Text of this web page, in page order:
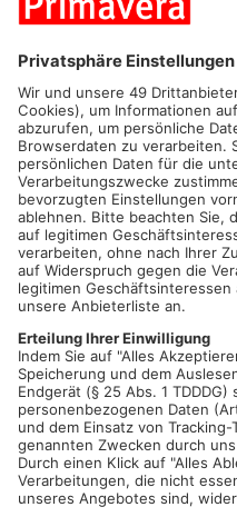
SULZBACH.Im Rahmen
die Dienststellenleitung der
Bürgermeister des Marktes
der neuen Mitarbeiter. Diese
Sicherheitsarbeit in der
Wie bereits berichtet, haben
Bürgerinnen und Bürger aus
für die bevorstehende
angemeldet und sich bereit
und Mitarbeiterinnen ihren
der Region beizutragen.
Ausbildung erfolgte im Juli
in das neue Ehrenamt.
Sicherheitswacht die
Sulzbach.
"Die Sicherheitswacht ist ein
Sicherheitsarchitektur in
gemeinnützigen,
gelebte Form der
uniformierte Präsenz im
zusammen mit der Polizei für
Polizei Obernburg begrüßen
Sicherheitswacht im Bereich
ausdrücklich."